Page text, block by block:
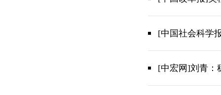
[中国社会科学
[中宏网]刘青：